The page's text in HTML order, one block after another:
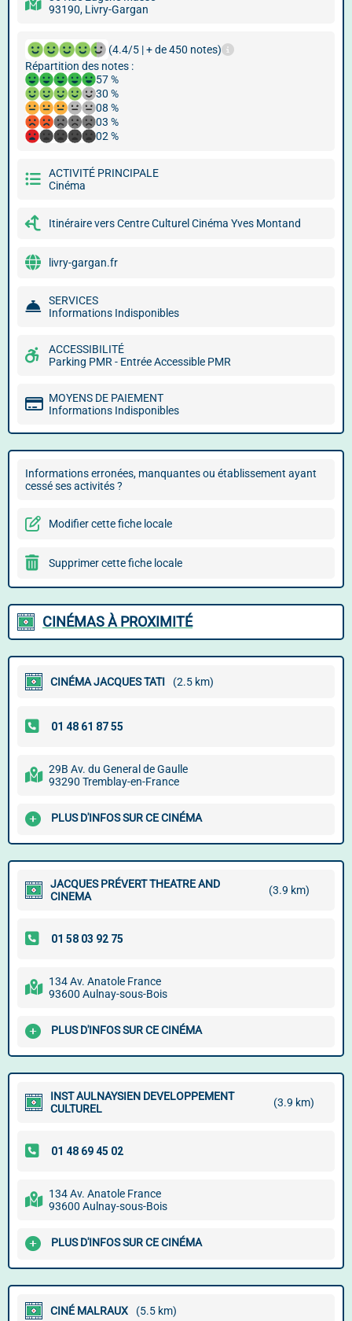
93190, Livry-Gargan
(4.4/5 | + de 450 notes)
Répartition des notes :
57 %
30 %
08 %
03 %
02 %
ACTIVITÉ PRINCIPALE
Cinéma
Itinéraire vers Centre Culturel Cinéma Yves Montand
livry-gargan.fr
SERVICES
Informations Indisponibles
ACCESSIBILITÉ
Parking PMR - Entrée Accessible PMR
MOYENS DE PAIEMENT
Informations Indisponibles
Informations erronées, manquantes ou établissement ayant
cessé ses activités ?
Modifier cette fiche locale
Supprimer cette fiche locale
CINÉMAS À PROXIMITÉ
CINÉMA JACQUES TATI (2.5 km)
29B Av. du General de Gaulle
93290 Tremblay-en-France
PLUS D'INFOS SUR CE CINÉMA
JACQUES PRÉVERT THEATRE AND
CINEMA
(3.9 km)
134 Av. Anatole France
93600 Aulnay-sous-Bois
PLUS D'INFOS SUR CE CINÉMA
INST AULNAYSIEN DEVELOPPEMENT
CULTUREL
(3.9 km)
134 Av. Anatole France
93600 Aulnay-sous-Bois
PLUS D'INFOS SUR CE CINÉMA
CINÉ MALRAUX (5.5 km)